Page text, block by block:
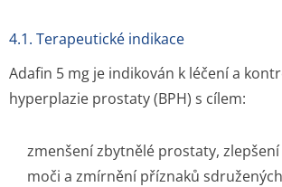
4.1. Terapeutické indikace
Adafin 5 mg je indikován k léčení a
hyperplazie prostaty (BPH) s cílem:
zmenšení zbytnělé prostaty,
moči a zmírnění příznaků